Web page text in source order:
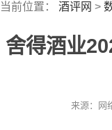
当前位置： 酒评网 >
舍得酒业
来源：